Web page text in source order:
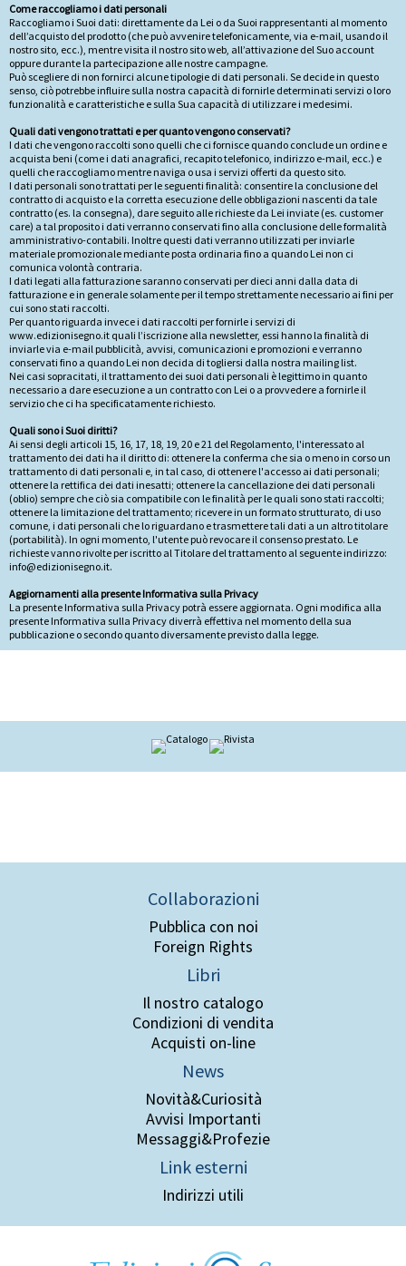
Come raccogliamo i dati personali
Raccogliamo i Suoi dati: direttamente da Lei o da Suoi rappresentanti al momento
dell’acquisto del prodotto (che può avvenire telefonicamente, via e-mail, usando il
nostro sito, ecc.), mentre visita il nostro sito web, all’attivazione del Suo account
oppure durante la partecipazione alle nostre campagne.
Può scegliere di non fornirci alcune tipologie di dati personali. Se decide in questo
senso, ciò potrebbe influire sulla nostra capacità di fornirle determinati servizi o loro
funzionalità e caratteristiche e sulla Sua capacità di utilizzare i medesimi.
Quali dati vengono trattati e per quanto vengono conservati?
I dati che vengono raccolti sono quelli che ci fornisce quando conclude un ordine e
acquista beni (come i dati anagrafici, recapito telefonico, indirizzo e-mail, ecc.) e
quelli che raccogliamo mentre naviga o usa i servizi offerti da questo sito.
I dati personali sono trattati per le seguenti finalità: consentire la conclusione del
contratto di acquisto e la corretta esecuzione delle obbligazioni nascenti da tale
contratto (es. la consegna), dare seguito alle richieste da Lei inviate (es. customer
care) a tal proposito i dati verranno conservati fino alla conclusione delle formalità
amministrativo-contabili. Inoltre questi dati verranno utilizzati per inviarle
materiale promozionale mediante posta ordinaria fino a quando Lei non ci
comunica volontà contraria.
I dati legati alla fatturazione saranno conservati per dieci anni dalla data di
fatturazione e in generale solamente per il tempo strettamente necessario ai fini per
cui sono stati raccolti.
Per quanto riguarda invece i dati raccolti per fornirle i servizi di
www.edizionisegno.it quali l’iscrizione alla newsletter, essi hanno la finalità di
inviarle via e-mail pubblicità, avvisi, comunicazioni e promozioni e verranno
conservati fino a quando Lei non decida di togliersi dalla nostra mailing list.
Nei casi sopracitati, il trattamento dei suoi dati personali è legittimo in quanto
necessario a dare esecuzione a un contratto con Lei o a provvedere a fornirle il
servizio che ci ha specificatamente richiesto.
Quali sono i Suoi diritti?
Ai sensi degli articoli 15, 16, 17, 18, 19, 20 e 21 del Regolamento, l'interessato al
trattamento dei dati ha il diritto di: ottenere la conferma che sia o meno in corso un
trattamento di dati personali e, in tal caso, di ottenere l'accesso ai dati personali;
ottenere la rettifica dei dati inesatti; ottenere la cancellazione dei dati personali
(oblio) sempre che ciò sia compatibile con le finalità per le quali sono stati raccolti;
ottenere la limitazione del trattamento; ricevere in un formato strutturato, di uso
comune, i dati personali che lo riguardano e trasmettere tali dati a un altro titolare
(portabilità). In ogni momento, l'utente può revocare il consenso prestato. Le
richieste vanno rivolte per iscritto al Titolare del trattamento al seguente indirizzo:
info@edizionisegno.it.
Aggiornamenti alla presente Informativa sulla Privacy
La presente Informativa sulla Privacy potrà essere aggiornata. Ogni modifica alla
presente Informativa sulla Privacy diverrà effettiva nel momento della sua
pubblicazione o secondo quanto diversamente previsto dalla legge.
Collaborazioni
Pubblica con noi
Foreign Rights
Libri
Il nostro catalogo
Condizioni di vendita
Acquisti on-line
News
Novità&Curiosità
Avvisi Importanti
Messaggi&Profezie
Link esterni
Indirizzi utili